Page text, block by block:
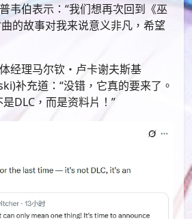
韦伯表示：“我们想再次回到《巫
的故事对我来说意义非凡，希望
经理马尔钦・卢卡谢夫斯基
补充道：“没错，它真的要来了。
DLC，而是资料片！”